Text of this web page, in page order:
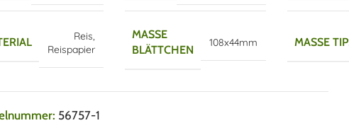
Reis
Reispapier
MASSE B
LÄTTCHEN
108x44mm MASSE
56757-1